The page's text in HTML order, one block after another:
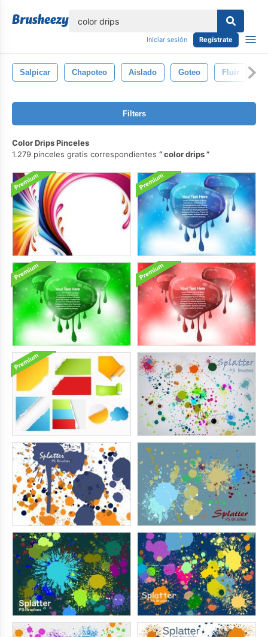
Iniciar sesión Regístrate
Salpicar Chapoteo Aislado Goteo Fluir
Filters
Color Drips Pinceles
1.279 pinceles gratis correspondientes
color drips